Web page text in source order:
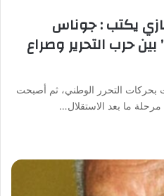
يكتب : جوناس
حرب التحرير وصراع
بحركات التحرر الوطني، ثم أصبحت
ما بعد الاستقلال…